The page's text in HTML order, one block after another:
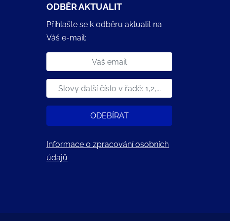
ODBĚR AKTUALIT
Přihlašte se k odběru aktualit na
Váš e-mail:
ODEBÍRAT
Informace o zpracování osobních
údajů